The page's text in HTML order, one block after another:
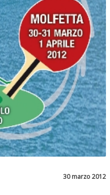
30 marzo 2012